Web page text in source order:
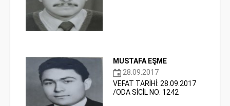
MUSTAFA EŞME
28.09.2017
VEFAT TARİHİ: 28.09.2017
/ODA SİCİL NO: 1242